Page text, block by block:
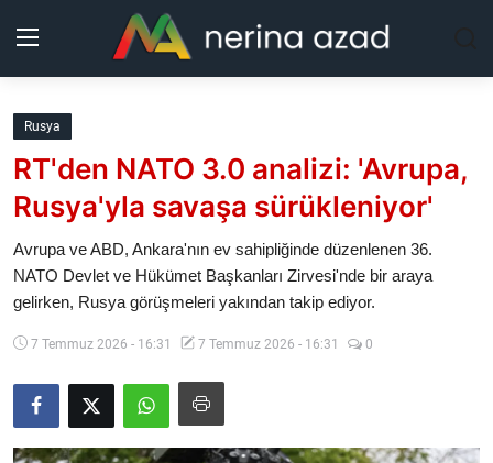
Kurdistan
Bölgeler
Güncel
Analiz
Makaleler
Galeri
Rusya
RT'den NATO 3.0 analizi: 'Avrupa,
Rusya'yla savaşa sürükleniyor'
Avrupa ve ABD, Ankara'nın ev sahipliğinde düzenlenen 36.⁠
⁠NATO Devlet ve Hükümet Başkanları Zirvesi'nde bir araya
gelirken, Rusya görüşmeleri yakından takip ediyor.
7 Temmuz 2026 - 16:31 7 Temmuz 2026 - 16:31 0